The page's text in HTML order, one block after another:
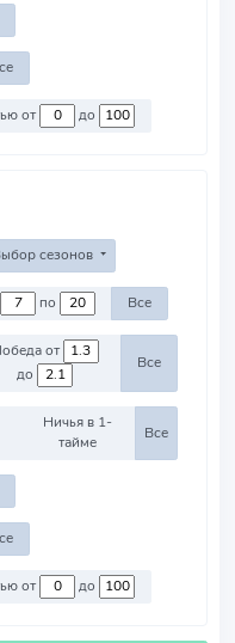
Против команд со стоимостью от до
сезонов
по Все
Победа от
до
Все
Ничья в 1-
тайме
Все
Против команд со стоимостью от до